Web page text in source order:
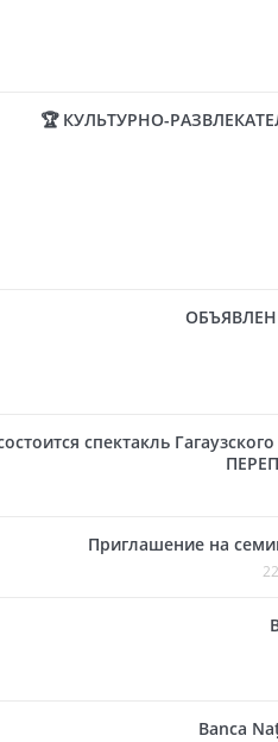
🏆 КУЛЬТУРНО-
спектакль
Приглашение на
Banca